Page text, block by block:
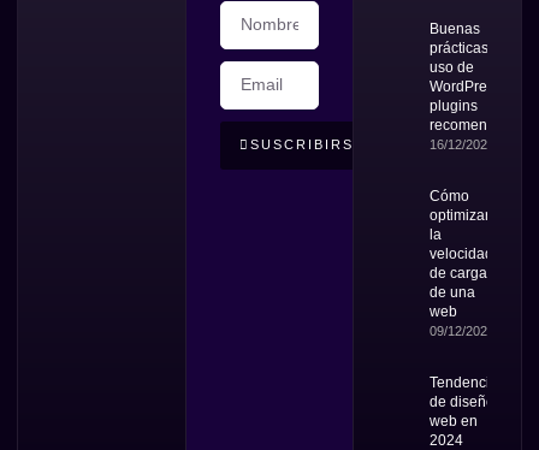
SUSCRIBIRSE
Buenas
prácticas en el
uso de
WordPress y
plugins
recomendados
16/12/2024
Cómo
optimizar
la
velocidad
de carga
de una
web
09/12/2024
Tendencias
de diseño
web en
2024